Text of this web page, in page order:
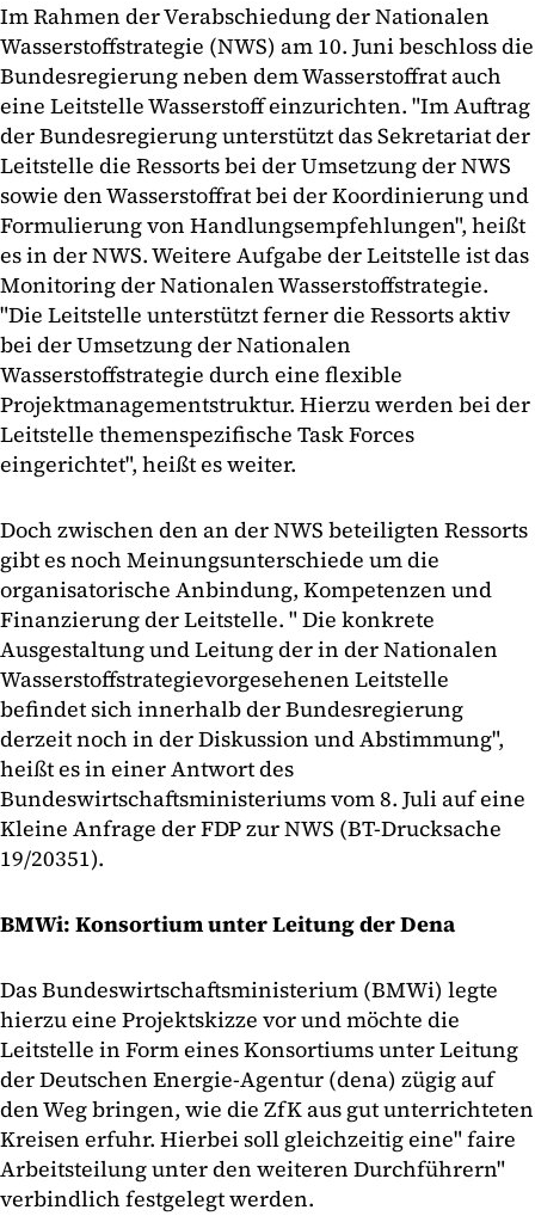
Im Rahmen der Verabschiedung der Nationalen
Wasserstoffstrategie (NWS) am 10. Juni beschloss die
Bundesregierung neben dem Wasserstoffrat auch
eine Leitstelle Wasserstoff einzurichten. "Im Auftrag
der Bundesregierung unterstützt das Sekretariat der
Leitstelle die Ressorts bei der Umsetzung der NWS
sowie den Wasserstoffrat bei der Koordinierung und
Formulierung von Handlungsempfehlungen", heißt
es in der NWS. Weitere Aufgabe der Leitstelle ist das
Monitoring der Nationalen Wasserstoffstrategie.
"Die Leitstelle unterstützt ferner die Ressorts aktiv
bei der Umsetzung der Nationalen
Wasserstoffstrategie durch eine flexible
Projektmanagementstruktur. Hierzu werden bei der
Leitstelle themenspezifische Task Forces
eingerichtet", heißt es weiter.
Doch zwischen den an der NWS beteiligten Ressorts
gibt es noch Meinungsunterschiede um die
organisatorische Anbindung, Kompetenzen und
Finanzierung der Leitstelle. " Die konkrete
Ausgestaltung und Leitung der in der Nationalen
Wasserstoffstrategievorgesehenen Leitstelle
befindet sich innerhalb der Bundesregierung
derzeit noch in der Diskussion und Abstimmung",
heißt es in einer Antwort des
Bundeswirtschaftsministeriums vom 8. Juli auf eine
Kleine Anfrage der FDP zur NWS (BT-Drucksache
19/20351).
BMWi: Konsortium unter Leitung der Dena
Das Bundeswirtschaftsministerium (BMWi) legte
hierzu eine Projektskizze vor und möchte die
Leitstelle in Form eines Konsortiums unter Leitung
der Deutschen Energie-Agentur (dena) zügig auf
den Weg bringen, wie die ZfK aus gut unterrichteten
Kreisen erfuhr. Hierbei soll gleichzeitig eine" faire
Arbeitsteilung unter den weiteren Durchführern"
verbindlich festgelegt werden.